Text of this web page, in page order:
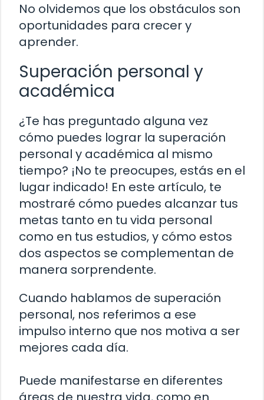
No olvidemos que los obstáculos son
oportunidades para crecer y
aprender.
Superación personal y
académica
¿Te has preguntado alguna vez
cómo puedes lograr la superación
personal y académica al mismo
tiempo? ¡No te preocupes, estás en el
lugar indicado! En este artículo, te
mostraré cómo puedes alcanzar tus
metas tanto en tu vida personal
como en tus estudios, y cómo estos
dos aspectos se complementan de
manera sorprendente.
Cuando hablamos de superación
personal, nos referimos a ese
impulso interno que nos motiva a ser
mejores cada día.
Puede manifestarse en diferentes